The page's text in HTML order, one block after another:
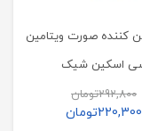
کننده صورت ویتامین
اسکین شیک
292,800تومان
220,300تومان